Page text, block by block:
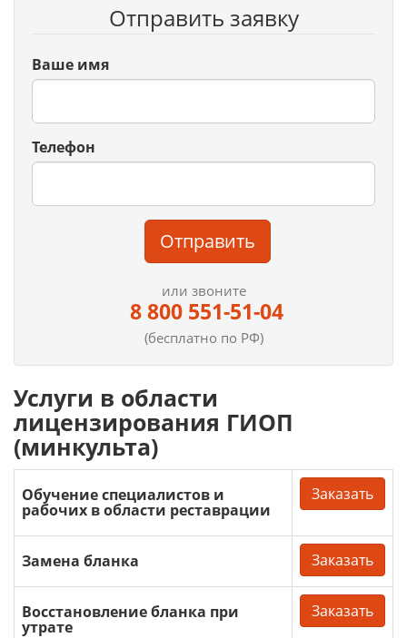
Отправить заявку
Ваше имя
Телефон
Отправить
или звоните
8 800 551-51-04
(бесплатно по РФ)
Услуги в области
лицензирования ГИОП
(минкульта)
Обучение специалистов и
рабочих в области реставрации
Заказать
Замена бланка Заказать
Восстановление бланка при
утрате
Заказать